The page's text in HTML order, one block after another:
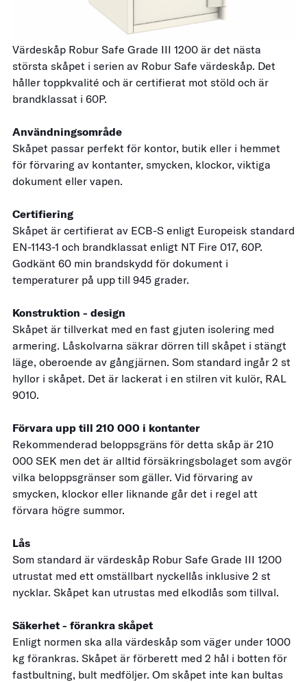
Värdeskåp Robur Safe Grade III 1200 är det nästa
största skåpet i serien av Robur Safe värdeskåp. Det
håller toppkvalité och är certifierat mot stöld och är
brandklassat i 60P.
Användningsområde
Skåpet passar perfekt för kontor, butik eller i hemmet
för förvaring av kontanter, smycken, klockor, viktiga
dokument eller vapen.
Certifiering
Skåpet är certifierat av ECB-S enligt Europeisk standard
EN-1143-1 och brandklassat enligt NT Fire 017, 60P.
Godkänt 60 min brandskydd för dokument i
temperaturer på upp till 945 grader.
Konstruktion - design
Skåpet är tillverkat med en fast gjuten isolering med
armering. Låskolvarna säkrar dörren till skåpet i stängt
läge, oberoende av gångjärnen. Som standard ingår 2 st
hyllor i skåpet. Det är lackerat i en stilren vit kulör, RAL
9010.
Förvara upp till 210 000 i kontanter
Rekommenderad beloppsgräns för detta skåp är 210
000 SEK men det är alltid försäkringsbolaget som avgör
vilka beloppsgränser som gäller. Vid förvaring av
smycken, klockor eller liknande går det i regel att
förvara högre summor.
Lås
Som standard är värdeskåp Robur Safe Grade III 1200
utrustat med ett omställbart nyckellås inklusive 2 st
nycklar. Skåpet kan utrustas med elkodlås som tillval.
Säkerhet - förankra skåpet
Enligt normen ska alla värdeskåp som väger under 1000
kg förankras. Skåpet är förberett med 2 hål i botten för
fastbultning, bult medföljer. Om skåpet inte kan bultas